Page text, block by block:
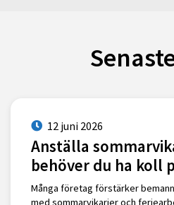
12 juni 2026
Anställa
behöver du ha koll
Många företag förstärker
med sommarvikarier och